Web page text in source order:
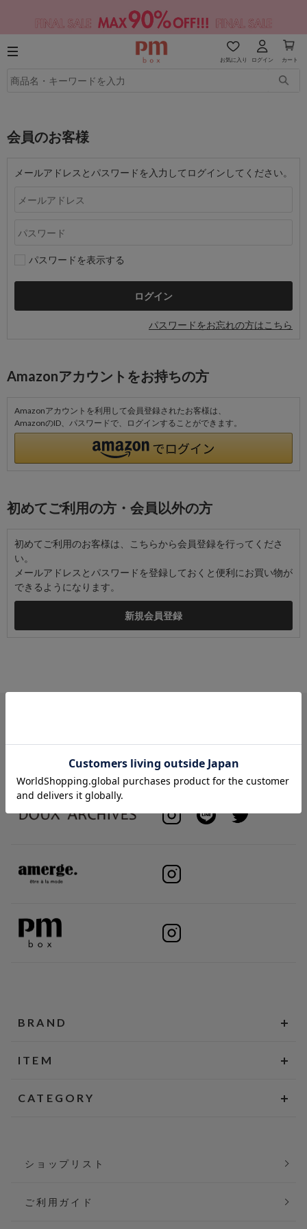
お気に入り ログイン カート
会員のお客様
メールアドレスとパスワードを入力してログインしてください。
パスワードを表示する
パスワードをお忘れの方はこちら
Amazonアカウントをお持ちの方
Amazonアカウントを利用して会員登録されたお客様は、
AmazonのID、パスワードで、ログインすることができます。
初めてご利用の方・会員以外の方
初めてご利用のお客様は、こちらから会員登録を行ってくださ
い。
メールアドレスとパスワードを登録しておくと便利にお買い物が
できるようになります。
BRAND
ITEM
CATEGORY
ショップリスト
ご利用ガイド